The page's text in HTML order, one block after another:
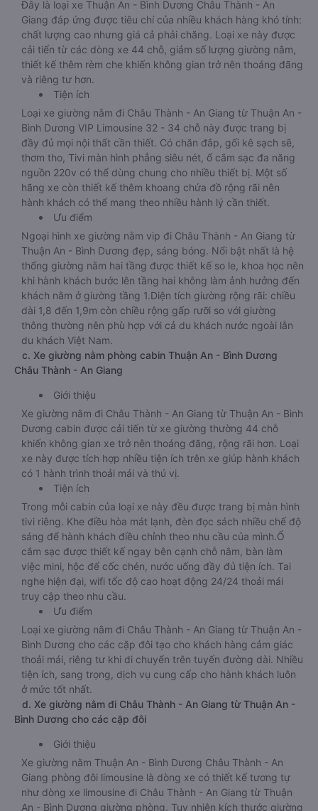
Đây là loại xe Thuận An - Bình Dương Châu Thành - An
Giang đáp ứng được tiêu chí của nhiều khách hàng khó tính:
chất lượng cao nhưng giá cả phải chăng. Loại xe này được
cải tiến từ các dòng xe 44 chỗ, giảm số lượng giường nằm,
thiết kế thêm rèm che khiến không gian trở nên thoáng đãng
và riêng tư hơn.
Tiện ích
Loại xe giường nằm đi Châu Thành - An Giang từ Thuận An -
Bình Dương VIP Limousine 32 - 34 chỗ này được trang bị
đầy đủ mọi nội thất cần thiết. Có chăn đắp, gối kê sạch sẽ,
thơm tho, Tivi màn hình phẳng siêu nét, ổ cắm sạc đa năng
nguồn 220v có thể dùng chung cho nhiều thiết bị. Một số
hãng xe còn thiết kế thêm khoang chứa đồ rộng rãi nên
hành khách có thể mang theo nhiều hành lý cần thiết.
Ưu điểm
Ngoại hình xe giường nằm vip đi Châu Thành - An Giang từ
Thuận An - Bình Dương đẹp, sáng bóng. Nổi bật nhất là hệ
thống giường nằm hai tầng được thiết kế so le, khoa học nên
khi hành khách bước lên tầng hai không làm ảnh hưởng đến
khách nằm ở giường tầng 1.Diện tích giường rộng rãi: chiều
dài 1,8 đến 1,9m còn chiều rộng gấp rưỡi so với giường
thông thường nên phù hợp với cả du khách nước ngoài lẫn
du khách Việt Nam.
c. Xe giường nằm phòng cabin Thuận An - Bình Dương
Châu Thành - An Giang
Giới thiệu
Xe giường nằm đi Châu Thành - An Giang từ Thuận An - Bình
Dương cabin được cải tiến từ xe giường thường 44 chỗ
khiến không gian xe trở nên thoáng đãng, rộng rãi hơn. Loại
xe này được tích hợp nhiều tiện ích trên xe giúp hành khách
có 1 hành trình thoải mái và thú vị.
Tiện ích
Trong mỗi cabin của loại xe này đều được trang bị màn hình
tivi riêng. Khe điều hòa mát lạnh, đèn đọc sách nhiều chế độ
sáng để hành khách điều chỉnh theo nhu cầu của mình.Ổ
cắm sạc được thiết kế ngay bên cạnh chỗ nằm, bàn làm
việc mini, hộc để cốc chén, nước uống đầy đủ tiện ích. Tai
nghe hiện đại, wifi tốc độ cao hoạt động 24/24 thoải mái
truy cập theo nhu cầu.
Ưu điểm
Loại xe giường nằm đi Châu Thành - An Giang từ Thuận An -
Bình Dương cho các cặp đôi tạo cho khách hàng cảm giác
thoải mái, riêng tư khi di chuyển trên tuyến đường dài. Nhiều
tiện ích, sang trọng, dịch vụ cung cấp cho hành khách luôn
ở mức tốt nhất.
d. Xe giường nằm đi Châu Thành - An Giang từ Thuận An -
Bình Dương cho các cặp đôi
Giới thiệu
Xe giường nằm Thuận An - Bình Dương Châu Thành - An
Giang phòng đôi limousine là dòng xe có thiết kế tương tự
như dòng xe limousine đi Châu Thành - An Giang từ Thuận
An - Bình Dương giường phòng. Tuy nhiên kích thước giường